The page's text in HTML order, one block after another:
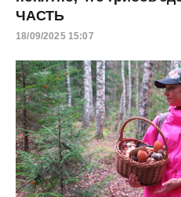
ЧАСТЬ
18/09/2025 15:07